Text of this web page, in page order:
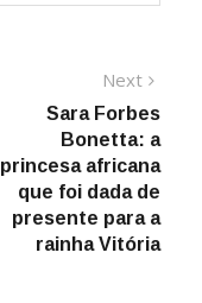
Next
post:
Sara Forbes
Bonetta: a
princesa africana
que foi dada de
presente para a
rainha Vitória